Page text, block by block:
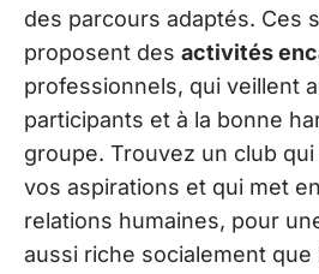
des parcours adaptés. Ces
proposent des activités
professionnels, qui veillent
participants et à la bonne
groupe. Trouvez un club
vos aspirations et qui met
relations humaines, pour
aussi riche socialement